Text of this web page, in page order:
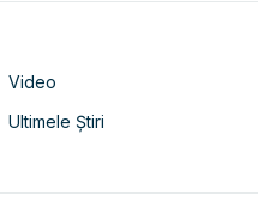
Video
Ultimele Știri